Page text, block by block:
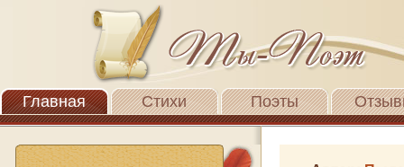
Главная Стихи Поэты